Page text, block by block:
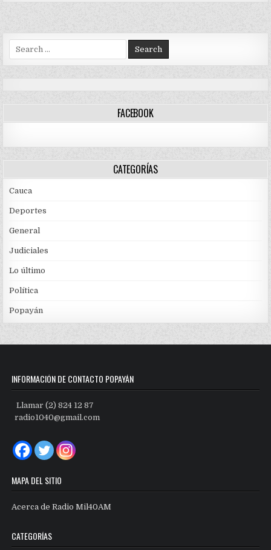
Search
for:
FACEBOOK
CATEGORÍAS
Cauca
Deportes
General
Judiciales
Lo último
Política
Popayán
INFORMACIÓN DE CONTACTO POPAYÁN
Llamar (2) 824 12 87
radio1040@gmail.com
MAPA DEL SITIO
Acerca de Radio Mil40AM
CATEGORÍAS